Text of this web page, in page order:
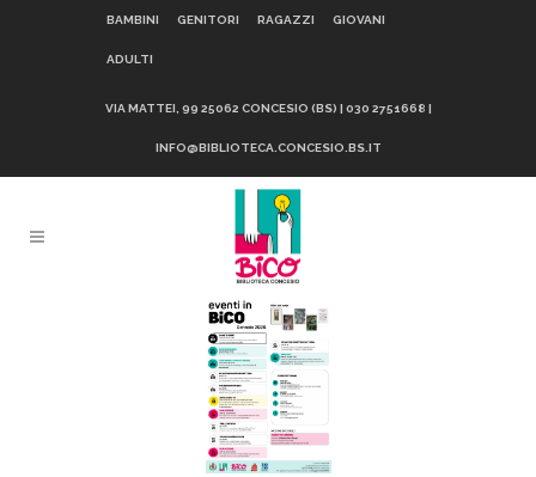
BAMBINI GENITORI RAGAZZI GIOVANI
ADULTI
VIA MATTEI, 99 25062 CONCESIO (BS) | 030 2751668 |
INFO@BIBLIOTECA.CONCESIO.BS.IT